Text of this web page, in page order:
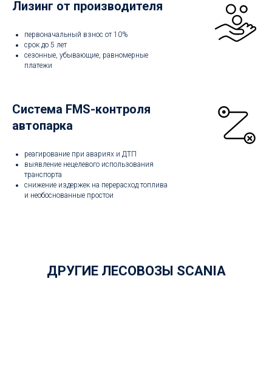
Лизинг от производителя
первоначальный взнос от 10%
срок до 5 лет
сезонные, убывающие, равномерные
платежи
Система FMS-контроля
автопарка
реагирование при авариях и ДТП
выявление нецелевого использования
транспорта
снижение издержек на перерасход топлива
и необоснованные простои
ДРУГИЕ ЛЕСОВОЗЫ SCANIA